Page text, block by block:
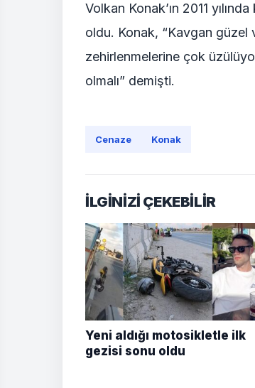
Volkan Konak’ın 2011
oldu. Konak, “Kavgan güzel
zehirlenmelerine çok
olmalı” demişti.
Cenaze Konak
İLGİNİZİ ÇEKEBİLİR
Yeni aldığı motosikletle ilk
gezisi sonu oldu